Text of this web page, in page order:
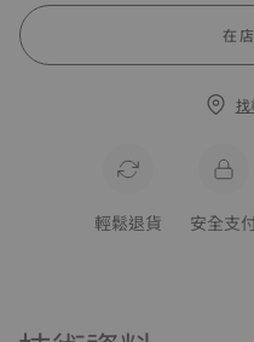
在
找
輕鬆退貨 安全支